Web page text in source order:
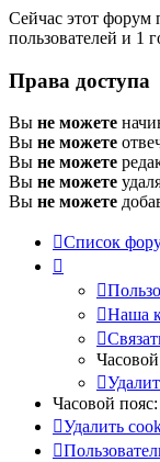
Сейчас этот форум
пользователей и 1
Права доступа
Вы не можете
Вы не можете
Вы не можете
Вы не можете
Вы не можете
Список
Наша
Часовой пояс:
Удалить